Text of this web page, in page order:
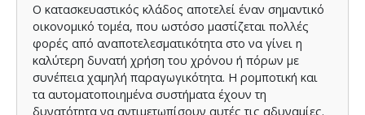
Ο κατασκευαστικός κλάδος αποτελεί έναν σημαντικό
οικονομικό τομέα, που ωστόσο μαστίζεται πολλές
φορές από αναποτελεσματικότητα στο να γίνει η
καλύτερη δυνατή χρήση του χρόνου ή πόρων με
συνέπεια χαμηλή παραγωγικότητα. Η ρομποτική και
τα αυτοματοποιημένα συστήματα έχουν τη
δυνατότητα να αντιμετωπίσουν αυτές τις αδυναμίες.